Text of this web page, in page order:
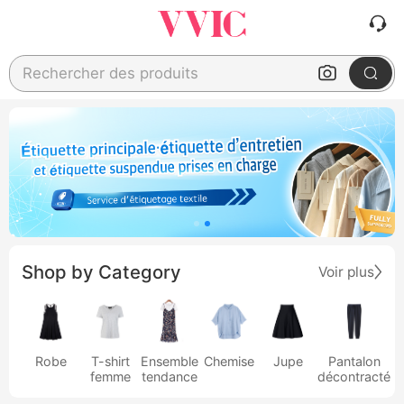
Rechercher des produits
Shop by Category Voir plus
Robe
T-shirt
femme
Ensemble
tendance
Chemise Jupe
Pantalon
décontracté